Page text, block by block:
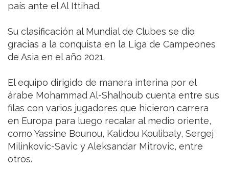
país ante el Al Ittihad.
Su clasificación al Mundial de Clubes se dio
gracias a la conquista en la Liga de Campeones
de Asia en el año 2021.
El equipo dirigido de manera interina por el
árabe Mohammad Al-Shalhoub cuenta entre sus
filas con varios jugadores que hicieron carrera
en Europa para luego recalar al medio oriente,
como Yassine Bounou, Kalidou Koulibaly, Sergej
Milinkovic-Savic y Aleksandar Mitrovic, entre
otros.